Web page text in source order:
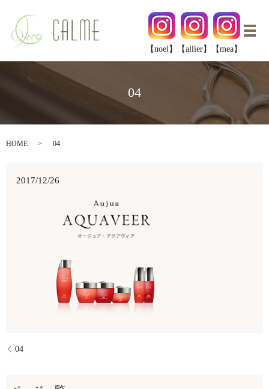
メ
【noel】
【allier】 【mea】
04
HOME 04
2017/12/26
04